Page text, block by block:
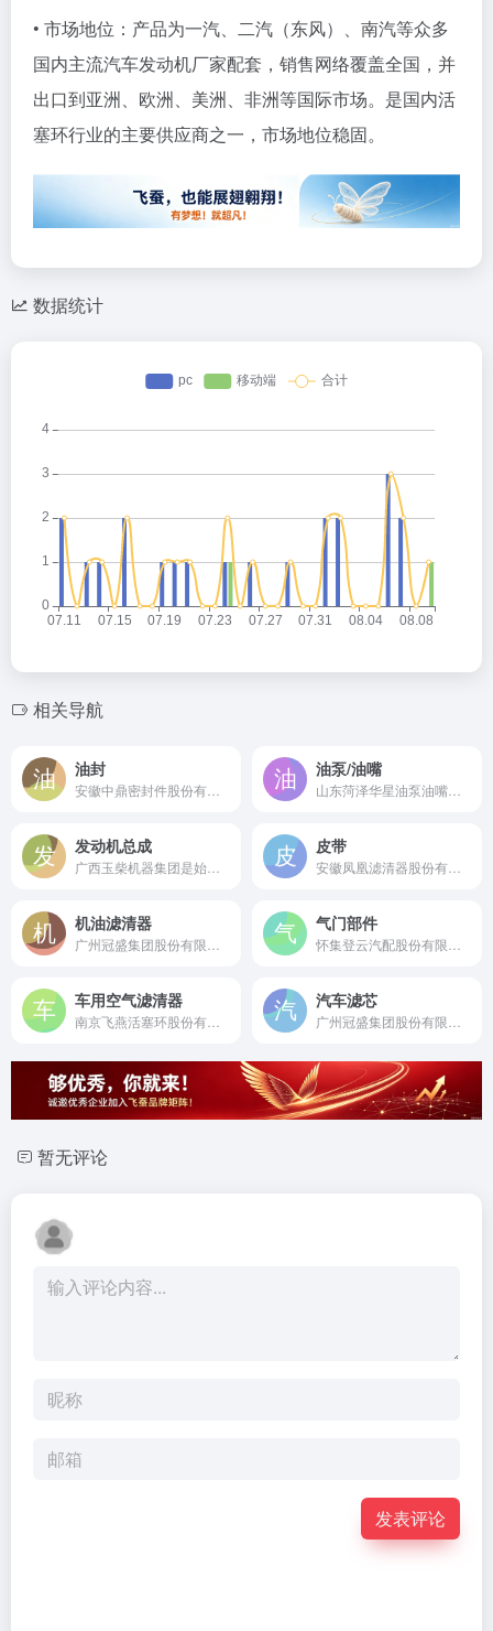
• 市场地位：产品为一汽、二汽（东风）、南汽等众多
国内主流汽车发动机厂家配套，销售网络覆盖全国，并
出口到亚洲、欧洲、美洲、非洲等国际市场。是国内活
塞环行业的主要供应商之一，市场地位稳固。
数据统计
相关导航
油封 油泵/油嘴
发动机总成 皮带
机油滤清器 气门部件
车用空气滤清器 汽车滤芯
暂无评论
发表评论